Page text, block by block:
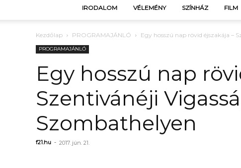
IRODALOM VÉLEMÉNY SZÍNHÁZ FILM
Kezdőlap PROGRAMAJÁNLÓ Egy hosszú nap rövid éjszakája –
PROGRAMAJÁNLÓ
Egy hosszú nap
Szentivánéji
Szombathelyen
f21.hu - 2017. jún. 21.